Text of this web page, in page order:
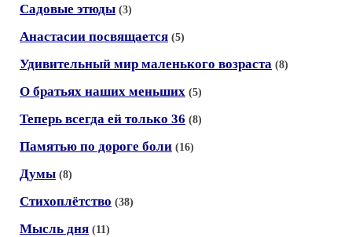
Садовые этюды (3)
Анастасии посвящается (5)
Удивительный мир маленького возраста (8)
О братьях наших меньших (5)
Теперь всегда ей только 36 (8)
Памятью по дороге боли (16)
Думы (8)
Стихоплётство (38)
Мысль дня (11)